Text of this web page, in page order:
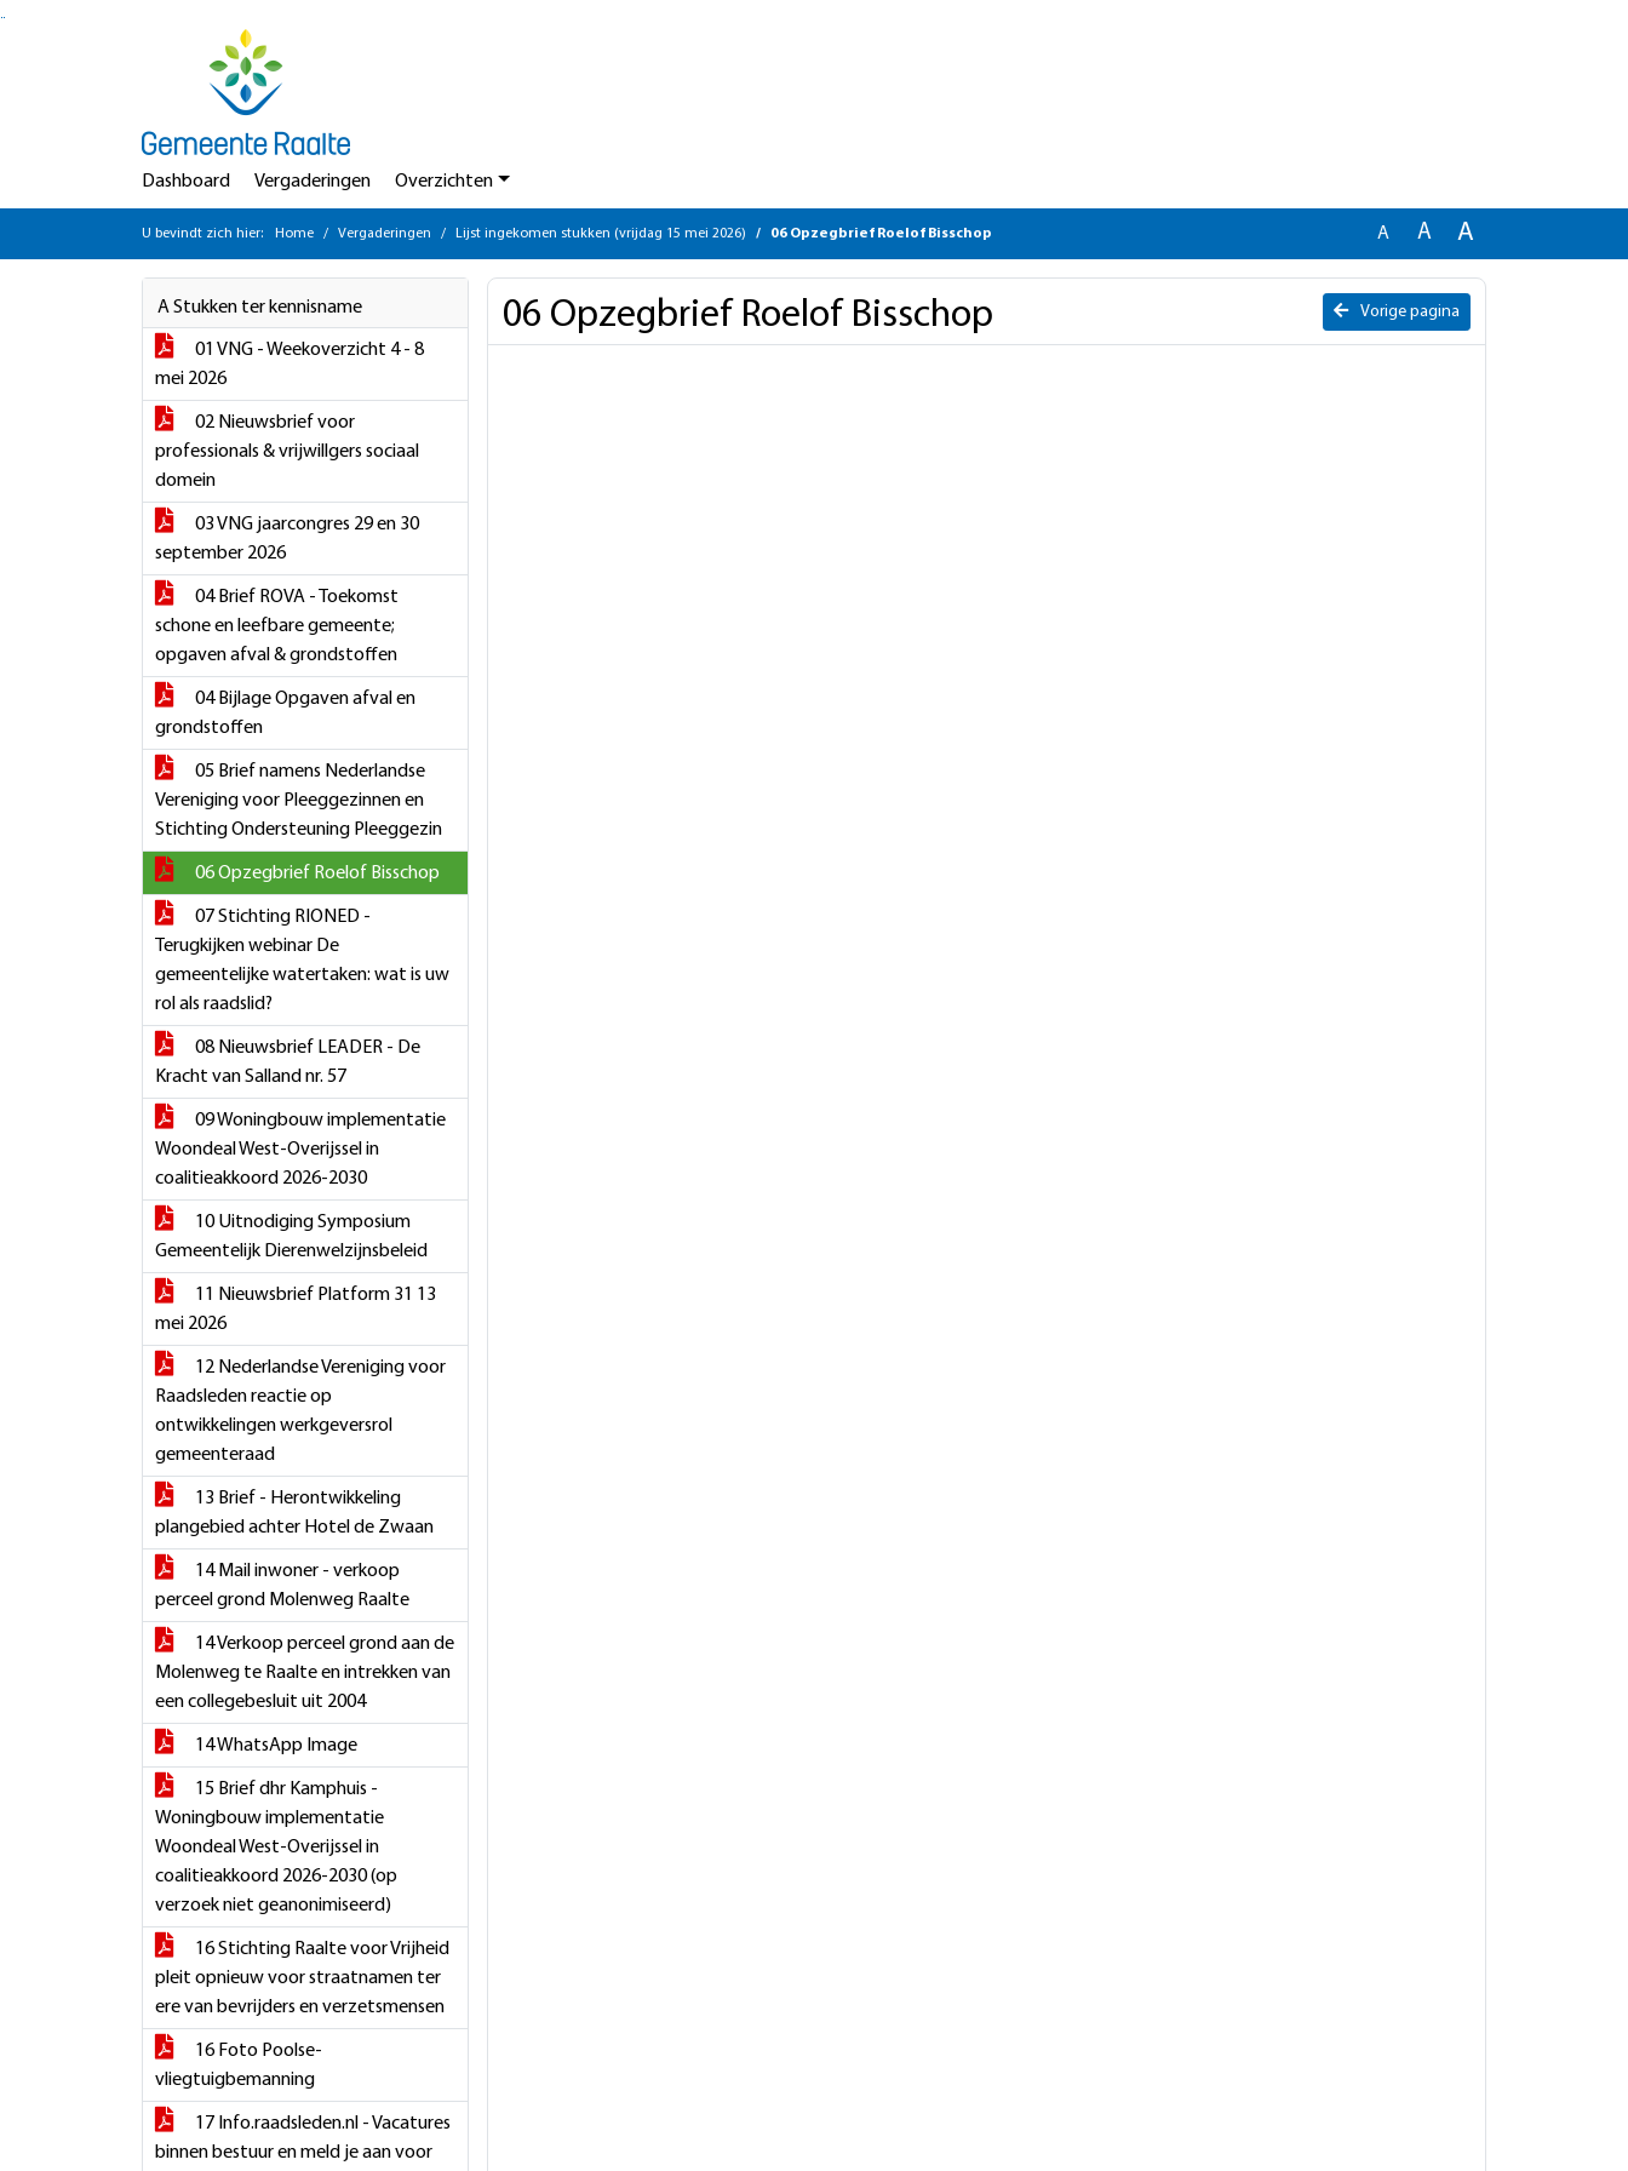
Ga naar de inhoud van deze pagina
Dashboard Vergaderingen Overzichten
U bevindt zich hier: Home Vergaderingen Lijst ingekomen stukken (vrijdag 15 mei 2026) 06 Opzegbrief Roelof Bisschop A A A
A Stukken ter kennisname
01 VNG - Weekoverzicht 4 - 8
mei 2026
02 Nieuwsbrief voor
professionals & vrijwillgers sociaal
domein
03 VNG jaarcongres 29 en 30
september 2026
04 Brief ROVA - Toekomst
schone en leefbare gemeente;
opgaven afval & grondstoffen
04 Bijlage Opgaven afval en
grondstoffen
05 Brief namens Nederlandse
Vereniging voor Pleeggezinnen en
Stichting Ondersteuning Pleeggezin
06 Opzegbrief Roelof Bisschop
07 Stichting RIONED -
Terugkijken webinar De
gemeentelijke watertaken: wat is uw
rol als raadslid?
08 Nieuwsbrief LEADER - De
Kracht van Salland nr. 57
09 Woningbouw implementatie
Woondeal West-Overijssel in
coalitieakkoord 2026-2030
10 Uitnodiging Symposium
Gemeentelijk Dierenwelzijnsbeleid
11 Nieuwsbrief Platform 31 13
mei 2026
12 Nederlandse Vereniging voor
Raadsleden reactie op
ontwikkelingen werkgeversrol
gemeenteraad
13 Brief - Herontwikkeling
plangebied achter Hotel de Zwaan
14 Mail inwoner - verkoop
perceel grond Molenweg Raalte
14 Verkoop perceel grond aan de
Molenweg te Raalte en intrekken van
een collegebesluit uit 2004
14 WhatsApp Image
15 Brief dhr Kamphuis -
Woningbouw implementatie
Woondeal West-Overijssel in
coalitieakkoord 2026-2030 (op
verzoek niet geanonimiseerd)
16 Stichting Raalte voor Vrijheid
pleit opnieuw voor straatnamen ter
ere van bevrijders en verzetsmensen
16 Foto Poolse-
vliegtuigbemanning
17 Info.raadsleden.nl - Vacatures
binnen bestuur en meld je aan voor
Vorige pagina
06 Opzegbrief Roelof Bisschop